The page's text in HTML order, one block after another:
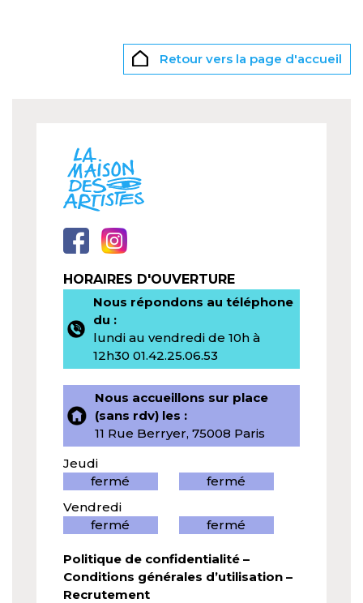
Retour vers la page d'accueil
HORAIRES D'OUVERTURE
Nous répondons au téléphone
du :
lundi au vendredi de 10h à
12h30 01.42.25.06.53
Nous accueillons sur place
(sans rdv) les :
11 Rue Berryer, 75008 Paris
Jeudi
fermé
fermé
Vendredi
fermé
fermé
Politique de confidentialité –
Conditions générales d’utilisation –
Recrutement